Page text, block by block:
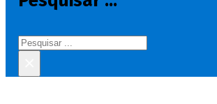
Pesquisar